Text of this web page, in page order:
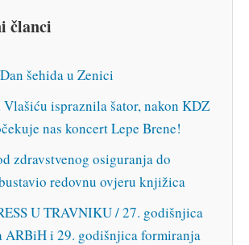
članci
šehida u Zenici
ispraznila šator, nakon KDZ
nas koncert Lepe Brene!
zdravstvenog osiguranja do
redovnu ovjeru knjižica
U TRAVNIKU / 27. godišnjica
ARBiH i 29. godišnjica formiranja